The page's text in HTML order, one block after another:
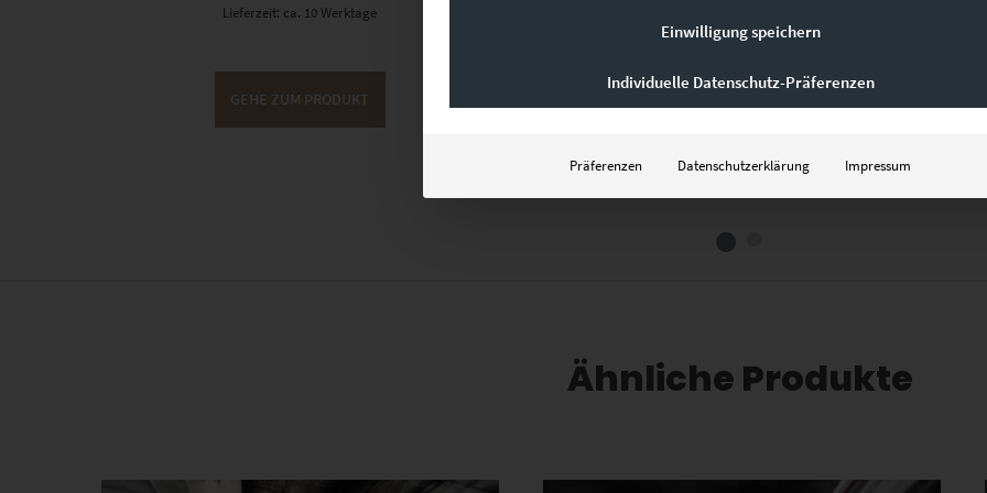
Lieferzeit: ca. 10 Werktage
GEHE ZUM PRODUKT
Ähnliche Produkte
Dieses Produkt weist mehrere Varianten auf. Die Optionen können auf der Produktseite gewählt werden Dieses Produkt weist mehrere Varianten auf. Die Optionen können auf der Produktseite gewählt werden
Einwilligung speichern
Individuelle Datenschutz-Präferenzen
Präferenzen Datenschutzerklärung Impressum